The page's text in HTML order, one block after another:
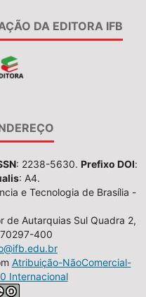
DA EDITORA IFB
: 2238-5630. Prefixo DOI:
: A4.
e Tecnologia de Brasília -
de Autarquias Sul Quadra 2,
70297-400
Atribuição-NãoComercial-
Internacional